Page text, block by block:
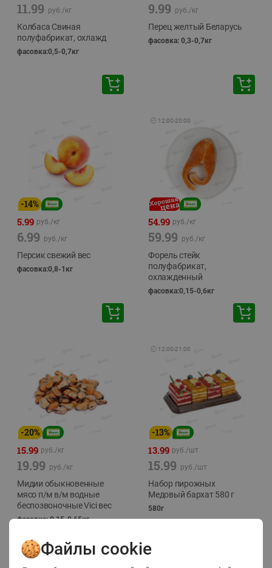
11.99 руб./кг
Колбаса Свиная
полуфабрикат, охлажд
фасовка:0,5-0,7кг
9.99 руб./кг
Перец желтый Беларусь
фасовка: 0,3-0,7кг
-14%
5.99 руб./кг
6.99 руб./кг
Персик свежий вес
фасовка:0,8-1кг
🕘 12:00-20:00
54.99 руб./кг
59.99 руб./кг
Форель стейк
полуфабрикат,
охлажденный
фасовка:0,15-0,6кг
-20%
15.99 руб./кг
19.99 руб./кг
Мидии обыкновенные
мясо п/м в/м водные
беспозвоночные Vici вес
фасовка: 0,15-0,65кг
🕘 12:00-21:00
-13%
13.99 руб./шт
15.99 руб./шт
Набор пирожных
Медовый бархат 580 г
580г
Файлы cookie